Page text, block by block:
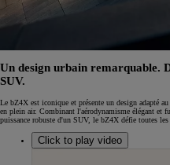
Un design urbain remarquable.
SUV.
Le bZ4X est iconique et présente un design adapté
en plein air. Combinant l'aérodynamisme élégant et
puissance robuste d'un SUV, le bZ4X défie toutes les
Click to play video